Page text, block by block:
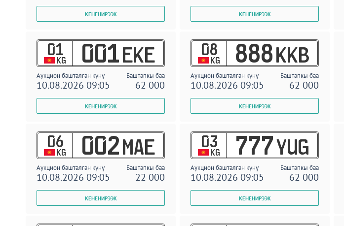
01
KG 001 EKE
Аукцион башталган күнү Баштапкы баа
10.08.2026 09:05 62 000
08
KG 888 KKB
Аукцион башталган күнү Баштапкы баа
10.08.2026 09:05 62 000
06
KG 002 MAE
Аукцион башталган күнү Баштапкы баа
10.08.2026 09:05 22 000
03
KG 777 YUG
Аукцион башталган күнү Баштапкы баа
10.08.2026 09:05 62 000